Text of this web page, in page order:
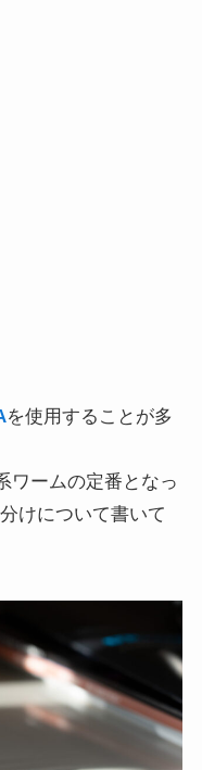
を使用することが多
ワームの定番となっ
けについて書いて